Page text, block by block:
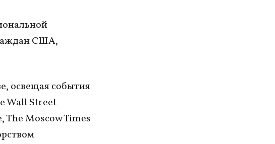
США,
освещая события
Wall Street
The Moscow Times